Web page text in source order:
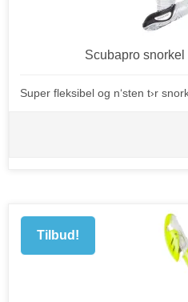
Scubapro
Super fleksibel og n‘sten t›r
Tilbud!